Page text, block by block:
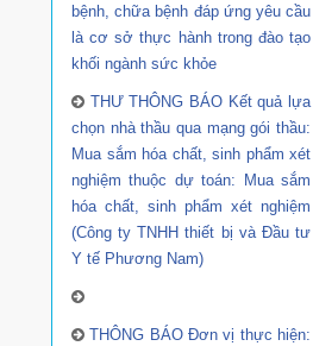
bệnh, chữa bệnh đáp ứng yêu cầu
là cơ sở thực hành trong đào tạo
khối ngành sức khỏe
THƯ THÔNG BÁO Kết quả lựa
chọn nhà thầu qua mạng gói thầu:
Mua sắm hóa chất, sinh phẩm xét
nghiệm thuộc dự toán: Mua sắm
hóa chất, sinh phẩm xét nghiệm
(Công ty TNHH thiết bị và Đầu tư
Y tế Phương Nam)
THÔNG BÁO Đơn vị thực hiện: